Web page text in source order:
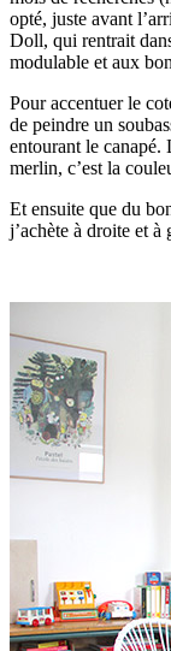
opté, juste avant
Doll, qui rentrait
modulable et aux
Pour accentuer le
de peindre un
entourant le
merlin, c’est la
Et ensuite que du
j’achète à droite et